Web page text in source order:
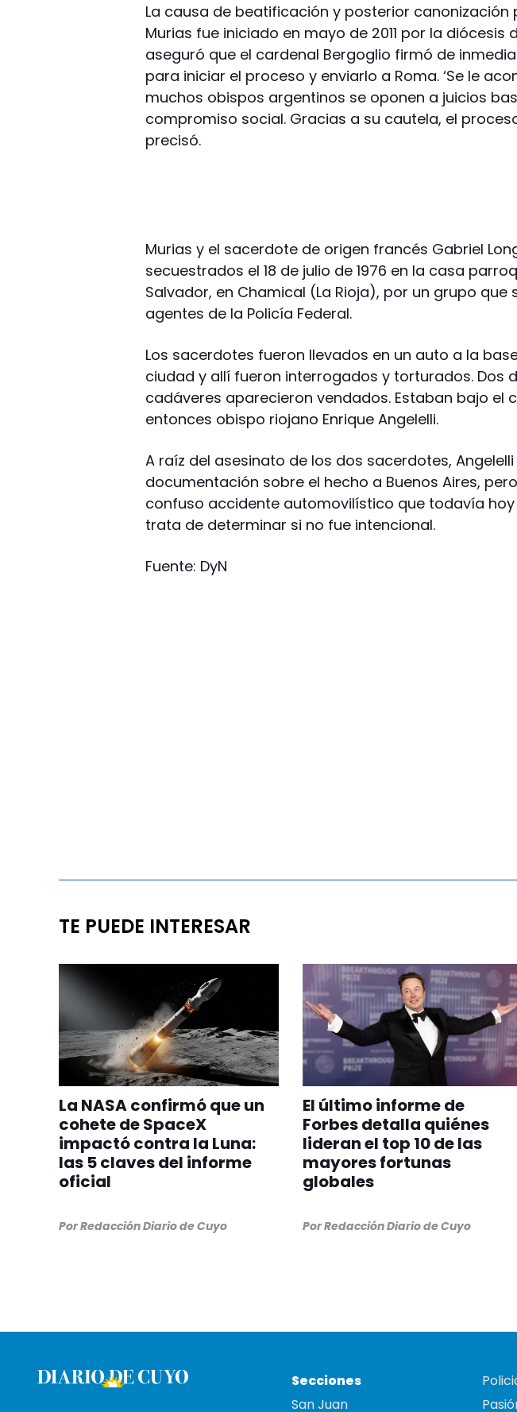
La causa de beatificación y posterior canonización
Murias fue iniciado en mayo de 2011 por la diócesis
aseguró que el cardenal Bergoglio firmó de
para iniciar el proceso y enviarlo a Roma. ‘Se le
muchos obispos argentinos se oponen a juicios
compromiso social. Gracias a su cautela, el
precisó.
Murias y el sacerdote de origen francés Gabriel
secuestrados el 18 de julio de 1976 en la casa
Salvador, en Chamical (La Rioja), por un grupo que
agentes de la Policía Federal.
Los sacerdotes fueron llevados en un auto a la
ciudad y allí fueron interrogados y torturados. Dos
cadáveres aparecieron vendados. Estaban bajo el
entonces obispo riojano Enrique Angelelli.
A raíz del asesinato de los dos sacerdotes,
documentación sobre el hecho a Buenos Aires,
confuso accidente automovilístico que todavía hoy
trata de determinar si no fue intencional.
Fuente: DyN
TE PUEDE INTERESAR
La NASA confirmó que un
cohete de SpaceX
impactó contra la Luna:
las 5 claves del informe
oficial
PorRedacción Diario de Cuyo
El último informe de
Forbes detalla quiénes
lideran el top 10 de las
mayores fortunas
globales
PorRedacción Diario de Cuyo
Secciones
San Juan